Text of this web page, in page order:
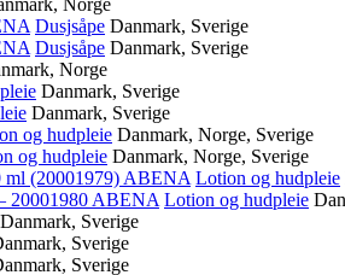
Dusjsåpe Danmark, Sverige
Dusjsåpe Danmark, Sverige
Norge
Danmark, Sverige
Danmark, Sverige
og hudpleie Danmark, Norge, Sverige
og hudpleie Danmark, Norge, Sverige
(20001979) ABENA Lotion og hudpleie
20001980 ABENA Lotion og hudpleie
Danmark, Sverige
Sverige
Sverige